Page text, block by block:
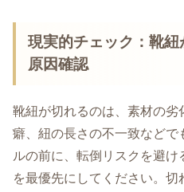
現実的チェック：靴
原因確認
靴紐が切れるのは、素材の
癖、紐の長さの不一致など
ルの前に、転倒リスクを避け
を最優先にしてください。切